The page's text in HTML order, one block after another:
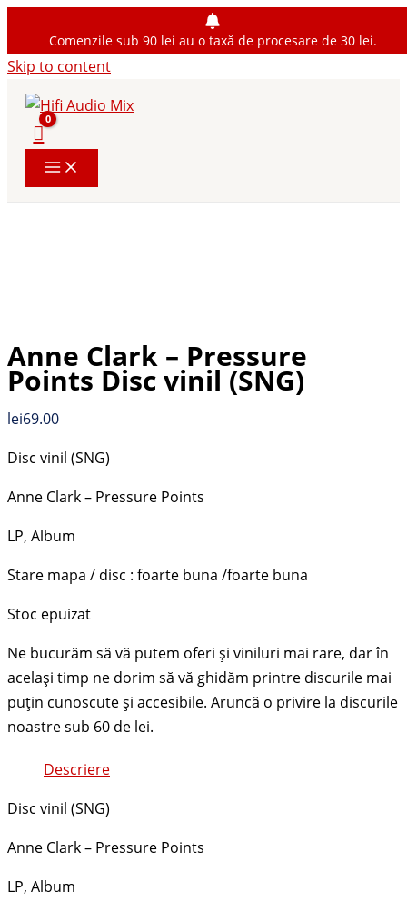
Comenzile sub 90 lei au o taxă de procesare de 30 lei.
Skip to content
Anne Clark – Pressure
Points Disc vinil (SNG)
lei69.00
Disc vinil (SNG)
Anne Clark – Pressure Points
LP, Album
Stare mapa / disc : foarte buna /foarte buna
Stoc epuizat
Descriere
Disc vinil (SNG)
Anne Clark – Pressure Points
LP, Album